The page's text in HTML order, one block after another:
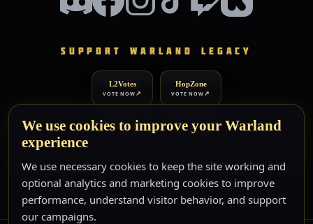
SUPPORT WARLAND LEGACY
L2Votes
VOTE NOW
HopZone
VOTE NOW
L2Network TOP200
TOP100 XtremTop100
We use cookies to improve your Warland
experience
We use necessary cookies to keep the site working and
optional analytics and marketing cookies to improve
performance, understand visitor behavior, and support
our campaigns.